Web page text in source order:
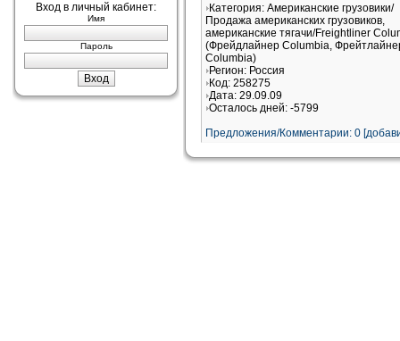
Вход в личный кабинет:
Имя
Пароль
Категория: Американские грузовики/
Продажа американских грузовиков,
американские тягачи/Freightliner
(Фрейдлайнер Columbia,
Columbia)
Регион: Россия
Код: 258275
Дата: 29.09.09
Осталось дней: -5799
Предложения/Комментарии: 0